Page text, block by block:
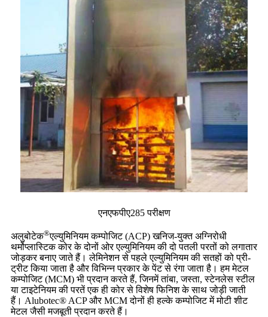
एनएफपीए285 परीक्षण
अलुबोटेक®एल्युमिनियम कम्पोजिट (ACP) खनिज-युक्त अग्निरोधी
थर्मोप्लास्टिक कोर के दोनों ओर एल्युमिनियम की दो पतली परतों को लगातार
जोड़कर बनाए जाते हैं। लेमिनेशन से पहले एल्युमिनियम की सतहों को प्री-
ट्रीट किया जाता है और विभिन्न प्रकार के पेंट से रंगा जाता है। हम मेटल
कम्पोजिट (MCM) भी ​​प्रदान करते हैं, जिनमें तांबा, जस्ता, स्टेनलेस स्टील
या टाइटेनियम की परतें एक ही कोर से विशेष फिनिश के साथ जोड़ी जाती
हैं। Alubotec® ACP ​​और MCM दोनों ही हल्के कम्पोजिट में मोटी शीट
मेटल जैसी मजबूती प्रदान करते हैं।